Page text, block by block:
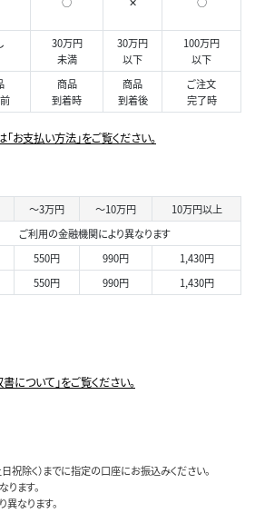
30万円
未満
30万円
以下
100万円
以下
商品
到着時
商品
到着後
ご注文
完了時
お支払い方法」をご覧ください。
～3万円 ～10万円
10万円以上
ご利用の金融機関により異なります
550円 990円
1,430円
550円 990円 1,430円
について」をご覧ください。
祝除く）までに指定の口座にお振込みください。
ます。
なります。